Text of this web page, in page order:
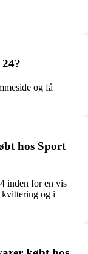
og få
hos Sport
inden for en vis
kvittering og i